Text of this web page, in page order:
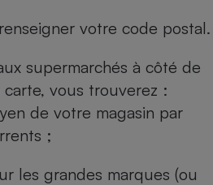
votre code postal.
supermarchés à côté de
vous trouverez :
de votre magasin par
;
les grandes marques (ou